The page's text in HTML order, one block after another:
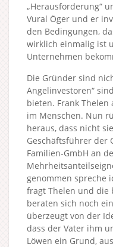
„Herausforderung“
Vural Öger und er
den Bedingungen,
wirklich einmalig ist
Unternehmen
Die Gründer sind
Angelinvestoren“
bieten. Frank
im Menschen. Nun
heraus, dass nicht
Geschäftsführer der
Familien-GmbH an
genommen spreche
fragt Thelen und die
beraten sich noch
überzeugt von der
dass der Vater ihm
Löwen ein Grund,